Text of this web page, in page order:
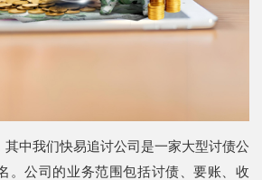
中我们快易追讨公司是一家大型讨债公
。公司的业务范围包括讨债、要账、收